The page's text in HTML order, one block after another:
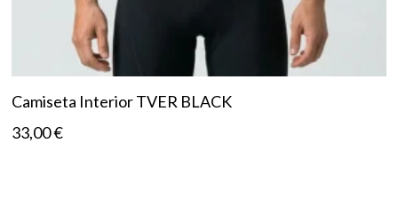
Camiseta Interior TVER BLACK
33,00€